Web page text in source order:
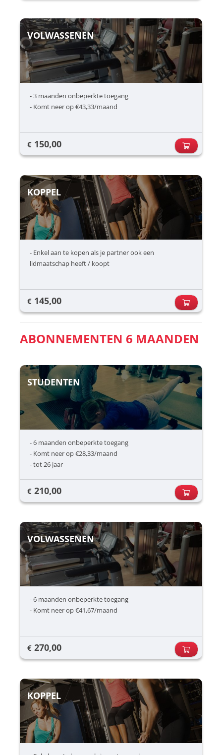
VOLWASSENEN
- 3 maanden onbeperkte toegang
- Komt neer op €43,33/maand
€ 150,00
KOPPEL
- Enkel aan te kopen als je partner ook een
lidmaatschap heeft / koopt
€ 145,00
ABONNEMENTEN 6 MAANDEN
STUDENTEN
- 6 maanden onbeperkte toegang
- Komt neer op €28,33/maand
- tot 26 jaar
€ 210,00
VOLWASSENEN
- 6 maanden onbeperkte toegang
- Komt neer op €41,67/maand
€ 270,00
KOPPEL